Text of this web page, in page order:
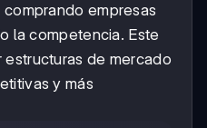
empresas
la competencia. Este
de mercado
y más